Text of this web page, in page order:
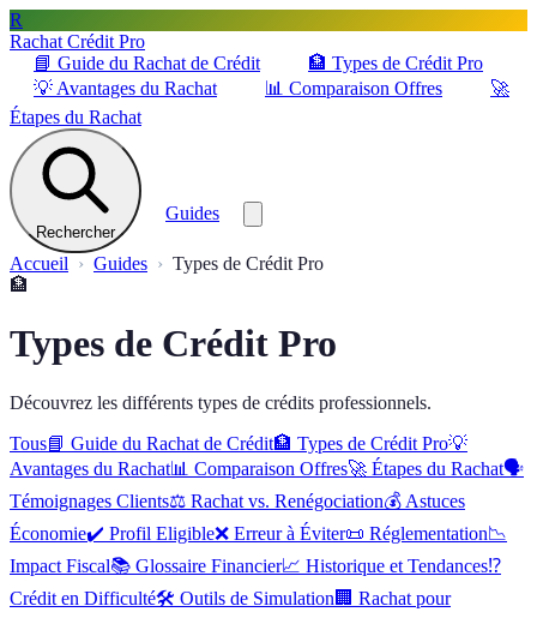
R
Rachat Crédit Pro
📘 Guide du Rachat de Crédit 🏦 Types de Crédit Pro
💡 Avantages du Rachat 📊 Comparaison Offres
🚀
Étapes du Rachat
Rechercher
Guides
Accueil Guides
Types de Crédit Pro
🏦
Types de Crédit Pro
Découvrez les différents types de crédits professionnels.
Tous📘 Guide du Rachat de Crédit🏦 Types de Crédit Pro💡
Avantages du Rachat📊 Comparaison Offres🚀 Étapes du Rachat🗣️
Témoignages Clients⚖️ Rachat vs. Renégociation💰 Astuces
Économie✔️ Profil Eligible❌ Erreur à Éviter📜 Réglementation📉
Impact Fiscal📚 Glossaire Financier📈 Historique et Tendances⁉️
Crédit en Difficulté🛠️ Outils de Simulation 🏢 Rachat pour